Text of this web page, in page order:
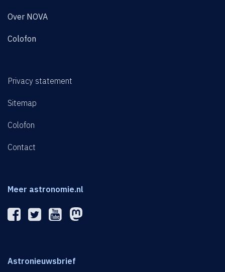
Over NOVA
Colofon
Privacy statement
Sitemap
Colofon
Contact
Meer astronomie.nl
Astronieuwsbrief